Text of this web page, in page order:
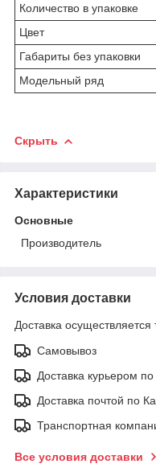
Количество в упаковке
Цвет
Габариты без упаковки
Модельный ряд
Скрыть
Характеристики
Основные
Производитель
Условия доставки
Доставка осуществляется
Самовывоз
Доставка курьером
Доставка почтой по
Транспортная
Все условия доставки